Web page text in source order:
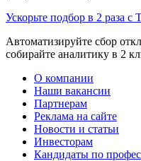
Ускорьте подбор в 2 раза с
Автоматизируйте сбор
собирайте аналитику в 2
О компании
Наши вакансии
Партнерам
Реклама на сайте
Новости и статьи
Инвесторам
Кандидаты по